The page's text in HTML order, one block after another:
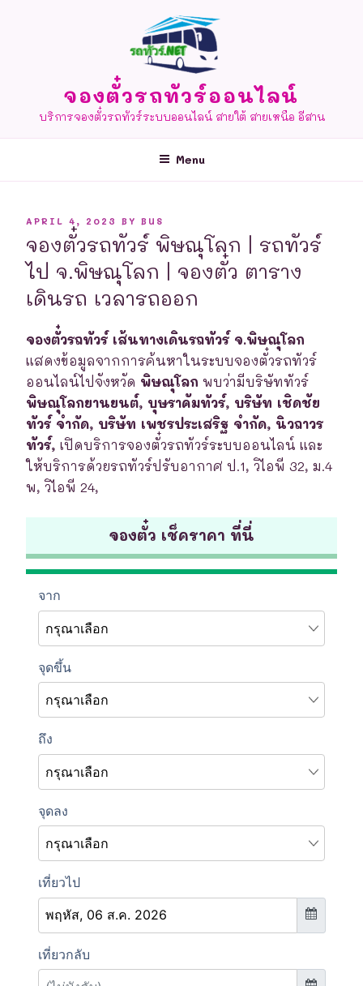
จองตั๋วรถทัวร์ออนไลน์
บริการจองตั๋วรถทัวร์ระบบออนไลน์ สายใต้ สายเหนือ อีสาน
Menu
POSTED
APRIL 4, 2023 BY BUS
จองตั๋วรถทัวร์ พิษณุโลก | รถทัวร์
ไป จ.พิษณุโลก | จองตั๋ว ตาราง
เดินรถ เวลารถออก
จองตั๋วรถทัวร์ เส้นทางเดินรถทัวร์ จ.พิษณุโลก
แสดงข้อมูลจากการค้นหาในระบบจองตั๋วรถทัวร์
ออนไลน์ไปจังหวัด พิษณุโลก พบว่ามีบริษัททัวร์
พิษณุโลกยานยนต์, บุษราคัมทัวร์, บริษัท เชิดชัย
ทัวร์ จำกัด, บริษัท เพชรประเสริฐ จำกัด, นิวถาวร
ทัวร์, เปิดบริการจองตั๋วรถทัวร์ระบบออนไลน์ และ
ให้บริการด้วยรถทัวร์ปรับอากาศ ป.1, วิไอพี 32, ม.4
พ, วิไอพี 24,
จองตั๋ว เช็คราคา ที่นี่